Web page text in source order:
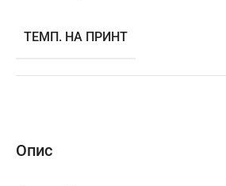
Опис
ТЕМП. НА ПРИНТ